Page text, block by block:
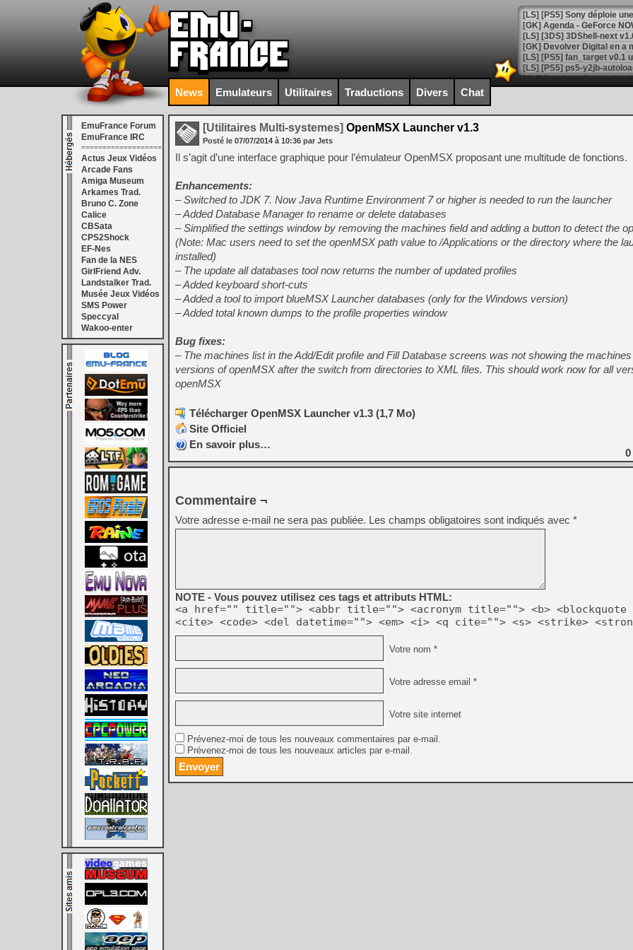
[GK] Agenda - GeForce
[GK] Devolver Digital en a
[LS] [PS5] ps5-y2jb-
[GK] Pourquoi Marvel
[GK] Test : Restory : Chill
[GK] GTA 6 : Rockstar
[GK] Hot Wheels Infinite
[GK] Mémoire cash -
[GK] Résultats Nintendo :
[GK] Déjà des
[Mo5] Brickboy cherche à
[GK] Minecraft et ses «
[GK] Beast of
[GK] Ubisoft : fin de partie
[GK] Mémoire cash -
[GK] Dan Houser (GTA)
[GK] Comment EA Sports
[GK] Crimson Moon : un
[GK] Isle of Reveries : le
[GK] Moonlighter 2 : The
[GK] Capcom relance
[Mo5] Deux inédits du
[GK] Le beat'em up The
[GK] Endless Legend 2 :
[LS] [PS5] Le WebKit
[GK] Oubliez Crazy Taxi,
[LS] [Switch] NSZ 5.0.0
[GK] No More Room in
News Emulateurs Utilitaires Traductions Divers Chat
EmuFrance Forum
EmuFrance IRC
===================
Actus Jeux Vidéos
Arcade Fans
Amiga Museum
Arkames Trad.
Bruno C. Zone
Calice
CBSata
CPS2Shock
EF-Nes
Fan de la NES
GirlFriend Adv.
Landstalker Trad.
Musée Jeux Vidéos
SMS Power
Speccyal
Wakoo-enter
[Utilitaires Multi-systemes] OpenMSX Launcher v1.3
Posté le 07/07/2014 à 10:36 par Jets
Il s’agit d’une interface graphique pour l’émulateur OpenMSX proposant une multitude de fonctions.
Enhancements:
– Switched to JDK 7. Now Java Runtime Environment 7 or higher is needed to run the launcher
– Added Database Manager to rename or delete databases
– Simplified the settings window by removing the machines field and adding a button to detect the
(Note: Mac users need to set the openMSX path value to /Applications or the directory where the
installed)
– The update all databases tool now returns the number of updated profiles
– Added keyboard short-cuts
– Added a tool to import blueMSX Launcher databases (only for the Windows version)
– Added total known dumps to the profile properties window
Bug fixes:
– The machines list in the Add/Edit profile and Fill Database screens was not showing the
versions of openMSX after the switch from directories to XML files. This should work now for all
openMSX
Télécharger OpenMSX Launcher v1.3 (1,7 Mo)
Site Officiel
En savoir plus…
0
Commentaire ¬
Votre adresse e-mail ne sera pas publiée. Les champs obligatoires sont indiqués avec *
NOTE - Vous pouvez utilisez ces tags et attributs HTML:
<a href="" title=""> <abbr title=""> <acronym title=""> <b> <blockquote
<cite> <code> <del datetime=""> <em> <i> <q cite=""> <s> <strike>
Votre nom *
Votre adresse email *
Votre site internet
Prévenez-moi de tous les nouveaux commentaires par e-mail.
Prévenez-moi de tous les nouveaux articles par e-mail.